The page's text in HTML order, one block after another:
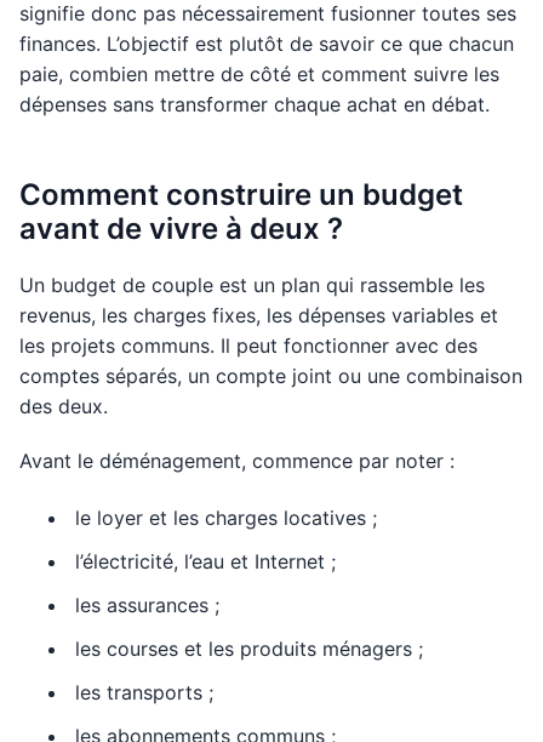
signifie donc pas nécessairement fusionner toutes ses
finances. L’objectif est plutôt de savoir ce que chacun
paie, combien mettre de côté et comment suivre les
dépenses sans transformer chaque achat en débat.
Comment construire un budget
avant de vivre à deux ?
Un budget de couple est un plan qui rassemble les
revenus, les charges fixes, les dépenses variables et
les projets communs. Il peut fonctionner avec des
comptes séparés, un compte joint ou une combinaison
des deux.
Avant le déménagement, commence par noter :
le loyer et les charges locatives ;
l’électricité, l’eau et Internet ;
les assurances ;
les courses et les produits ménagers ;
les transports ;
les abonnements communs ;